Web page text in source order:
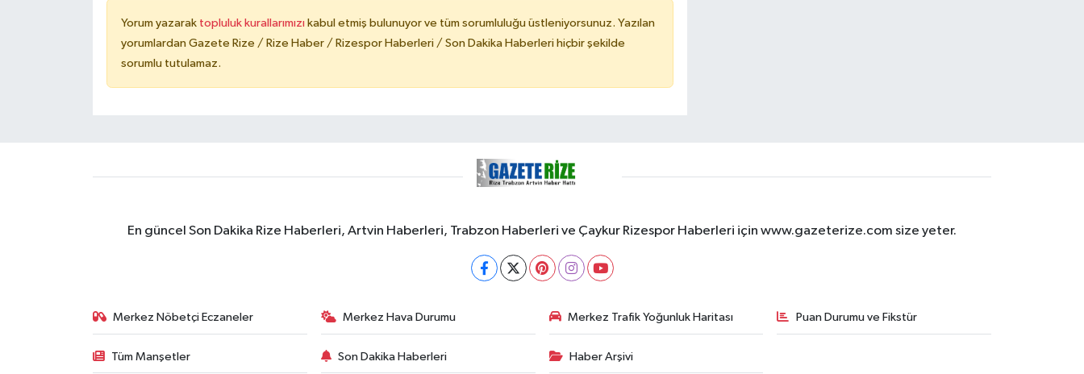
Yorum yazarak topluluk kurallarımızı kabul etmiş bulunuyor ve tüm sorumluluğu üstleniyorsunuz. Yazılan
yorumlardan Gazete Rize / Rize Haber / Rizespor Haberleri / Son Dakika Haberleri hiçbir şekilde
sorumlu tutulamaz.
En güncel Son Dakika Rize Haberleri, Artvin Haberleri, Trabzon Haberleri ve Çaykur Rizespor Haberleri için www.gazeterize.com size yeter.
Merkez Nöbetçi Eczaneler Merkez Hava Durumu Merkez Trafik Yoğunluk Haritası Puan Durumu ve Fikstür
Tüm Manşetler Son Dakika Haberleri Haber Arşivi